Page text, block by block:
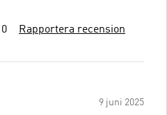
0 Rapportera recension
9 juni 2025